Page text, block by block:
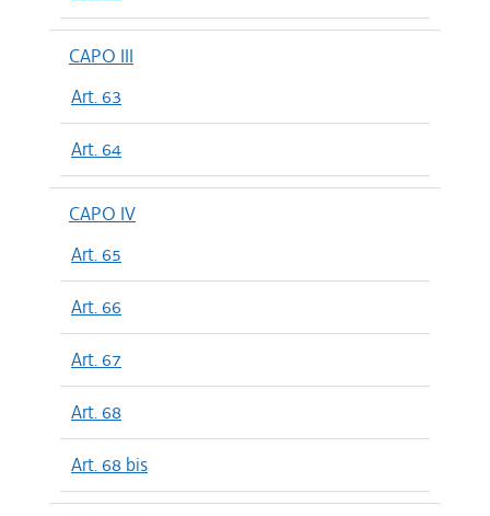
CAPO III
Art. 63
Art. 64
CAPO IV
Art. 65
Art. 66
Art. 67
Art. 68
Art. 68 bis